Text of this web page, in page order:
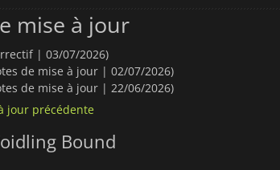
mise à jour
| 03/07/2026)
de mise à jour | 02/07/2026)
de mise à jour | 22/06/2026)
jour précédente
Bound